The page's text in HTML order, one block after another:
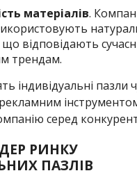
матеріалів.
що відповідають
трендам.
індивідуальні пазли
серед
РИНКУ
ПАЗЛІВ